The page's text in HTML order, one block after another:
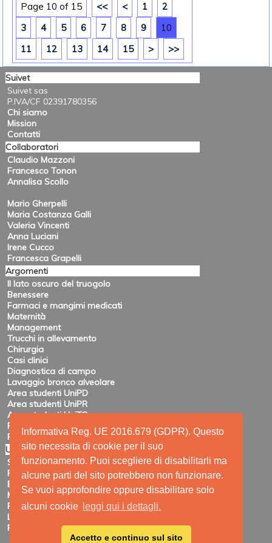
Informativa Reg. UE 2016.679 (GDPR). Questo
sito necessita di cookie per il suo
funzionamento. Puoi scegliere di disabilitarli ma
alcune parti del sito potrebbero non funzionare.
Se vuoi approfondire oppure disabilitare solo
alcuni cookie
leggi qui i dettagli.
Accetto e continuo sul sito
Page 10 of 15 << < 1
2
3
4 5 6 7 8 9
10
11
12 13 14 15 > >>
Suivet
Suivet sas
P.IVA/CF 02391780356
Chi siamo
Mission
Contatti
Collaboratori
Claudio Mazzoni
Francesco Tonon
Annalisa Scollo
Mario Gherpelli
Maria Costanza Galli
Valeria Vincenti
Anna Luciani
Irene Cucco
Francesca Grapelli
Argomenti
Il lato oscuro del truogolo
Benessere
Farmaci e mangimi medicati
Maternità
Management
Trucchi in allevamento
Chirurgia
Casi clinici
Diagnostica di campo
Lavaggio bronco alveolare
Area studenti UniPD
Area studenti UniPR
Area studenti UniTO
Recensioni di eventi
Pubblicazioni e ricerca
Utility
Siti amici
Ricerca
Elenco feed
Mappa del sito
Registrazione
Login
Privacy